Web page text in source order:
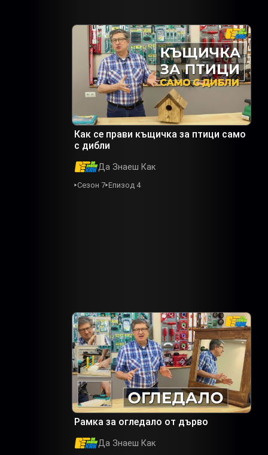
Как се прави къщичка за птици само
с дибли
Да Знаеш Как
Сезон 7 Епизод 4
Рамка за огледало от дърво
Да Знаеш Как